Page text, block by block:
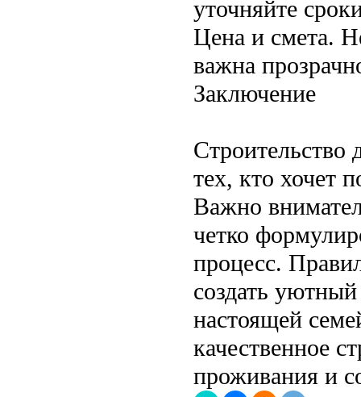
уточняйте
Цена и смета.
важна
Заключение
тех, кто хочет
Важно
четко
процесс.
создать
настоящей
качественное
проживания и